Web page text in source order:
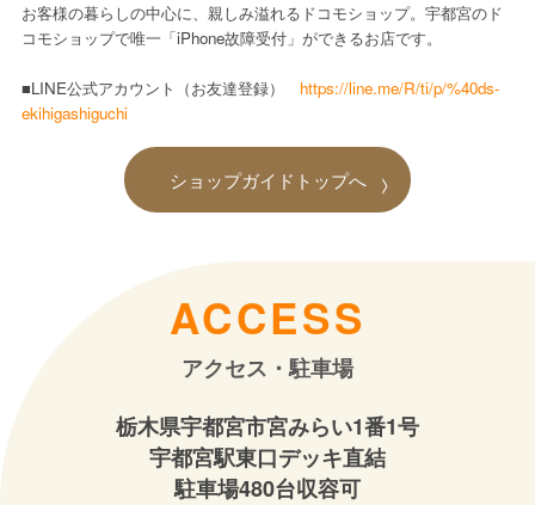
お客様の暮らしの中心に、親しみ溢れるドコモショップ。宇都宮のド
コモショップで唯一「iPhone故障受付」ができるお店です。
■LINE公式アカウント（お友達登録） https://line.me/R/ti/p/%40ds-
ekihigashiguchi
ショップガイドトップへ
ACCESS
アクセス・駐車場
栃木県宇都宮市宮みらい1番1号
宇都宮駅東口デッキ直結
駐車場480台収容可